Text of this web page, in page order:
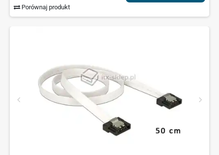
Porównaj produkt